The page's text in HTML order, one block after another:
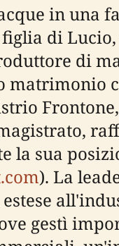
in una
di
di
matrimonio
la sua
). La
gestì